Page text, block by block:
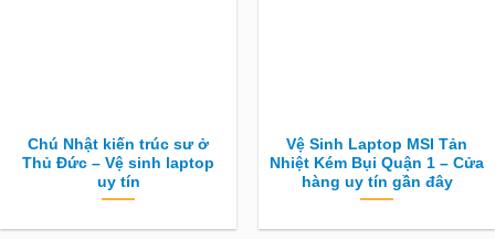
Chú Nhật kiến trúc sư ở
Thủ Đức – Vệ sinh laptop
uy tín
Vệ Sinh Laptop MSI Tản
Nhiệt Kém Bụi Quận 1 – Cửa
hàng uy tín gần đây